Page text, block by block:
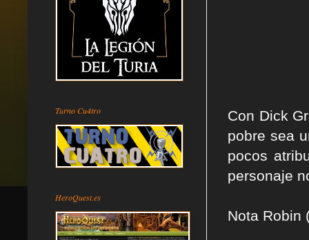
Con Dick
pobre sea
pocos
personaje
Nota Robin
Turno Cu4tro
HeroQuest.es